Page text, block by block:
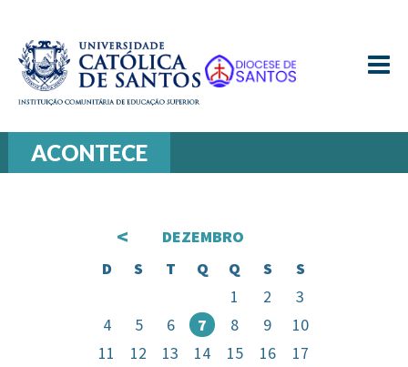
≡
ACONTECE
<
DEZEMBRO
D
S T Q Q S
S
1
2
3
4
5 6 7 8 9
10
11
12 13 14 15 16
17